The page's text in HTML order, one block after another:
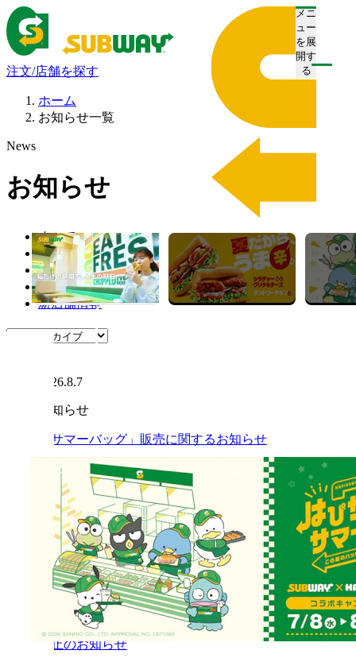
メニ
ュー
を展
開す
る
注文/店舗を探す
ホーム
お知らせ一覧
News
お知らせ
すべて
プレスリリース
お知らせ
キャンペーン
新店舗情報
2026.8.7
お知らせ
「サマーバッグ」販売に関するお知らせ
2026.8.7
お知らせ
「サマーバッグ」沖縄県内3店舗での販売開始延
期のお知らせ（※8月7日時点）
2026.8.7
お知らせ
「令和8年熊本地震」の影響による一部店舗営業
休止のお知らせ